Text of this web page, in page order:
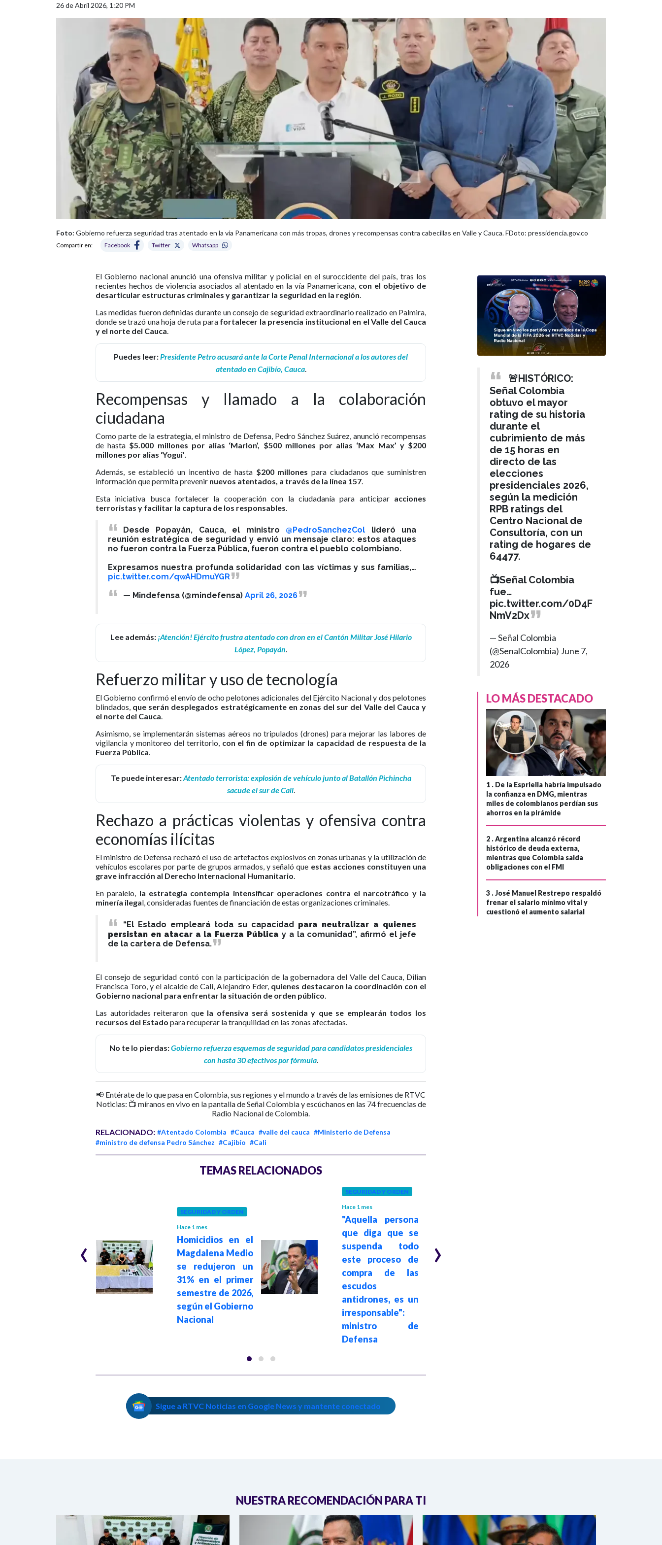
26 de Abril 2026, 1:20 PM
Foto: Gobierno refuerza seguridad tras atentado en la vía Panamericana con más tropas, drones y recompensas contra cabecillas en Valle y Cauca. FDoto: pressidencia.gov.co
Compartir en: Facebook Twitter Whatsapp
El Gobierno nacional anunció una ofensiva militar y policial en el suroccidente del país, tras los
recientes hechos de violencia asociados al atentado en la vía Panamericana, con el objetivo de
desarticular estructuras criminales y garantizar la seguridad en la región.
Las medidas fueron definidas durante un consejo de seguridad extraordinario realizado en Palmira,
donde se trazó una hoja de ruta para fortalecer la presencia institucional en el Valle del Cauca
y el norte del Cauca.
Puedes leer:Presidente Petro acusará ante la Corte Penal Internacional a los autores del
atentado en Cajibío, Cauca.
Recompensas y llamado a la colaboración
ciudadana
Como parte de la estrategia, el ministro de Defensa, Pedro Sánchez Suárez, anunció recompensas
de hasta $5.000 millones por alias ‘Marlon’, $500 millones por alias ‘Max Max’ y $200
millones por alias ‘Yogui’.
Además, se estableció un incentivo de hasta $200 millones para ciudadanos que suministren
información que permita prevenir nuevos atentados, a través de la línea 157.
Esta iniciativa busca fortalecer la cooperación con la ciudadanía para anticipar acciones
terroristas y facilitar la captura de los responsables.
Desde Popayán, Cauca, el ministro @PedroSanchezCol lideró una
reunión estratégica de seguridad y envió un mensaje claro: estos ataques
no fueron contra la Fuerza Pública, fueron contra el pueblo colombiano.
Expresamos nuestra profunda solidaridad con las víctimas y sus familias,…
pic.twitter.com/qwAHDmuYGR
— Mindefensa (@mindefensa) April 26, 2026
Lee además: ¡Atención! Ejército frustra atentado con dron en el Cantón Militar José Hilario
López, Popayán.
Refuerzo militar y uso de tecnología
El Gobierno confirmó el envío de ocho pelotones adicionales del Ejército Nacional y dos pelotones
blindados, que serán desplegados estratégicamente en zonas del sur del Valle del Cauca y
el norte del Cauca.
Asimismo, se implementarán sistemas aéreos no tripulados (drones) para mejorar las labores de
vigilancia y monitoreo del territorio, con el fin de optimizar la capacidad de respuesta de la
Fuerza Pública.
Te puede interesar:Atentado terrorista: explosión de vehículo junto al Batallón Pichincha
sacude el sur de Cali.
Rechazo a prácticas violentas y ofensiva contra
economías ilícitas
El ministro de Defensa rechazó el uso de artefactos explosivos en zonas urbanas y la utilización de
vehículos escolares por parte de grupos armados, y señaló que estas acciones constituyen una
grave infracción al Derecho Internacional Humanitario.
En paralelo, la estrategia contempla intensificar operaciones contra el narcotráfico y la
minería ilegal, consideradas fuentes de financiación de estas organizaciones criminales.
“El Estado empleará toda su capacidad para neutralizar a quienes
persistan en atacar a la Fuerza Pública y a la comunidad”, afirmó el jefe
de la cartera de Defensa.
El consejo de seguridad contó con la participación de la gobernadora del Valle del Cauca, Dilian
Francisca Toro, y el alcalde de Cali, Alejandro Eder, quienes destacaron la coordinación con el
Gobierno nacional para enfrentar la situación de orden público.
Las autoridades reiteraron que la ofensiva será sostenida y que se emplearán todos los
recursos del Estado para recuperar la tranquilidad en las zonas afectadas.
No te lo pierdas:Gobierno refuerza esquemas de seguridad para candidatos presidenciales
con hasta 30 efectivos por fórmula.
📢 Entérate de lo que pasa en Colombia, sus regiones y el mundo a través de las emisiones de RTVC
Noticias: 📺 míranos en vivo en la pantalla de Señal Colombia y escúchanos en las 74 frecuencias de
Radio Nacional de Colombia.
RELACIONADO: #Atentado Colombia #Cauca #valle del cauca #Ministerio de Defensa
#ministro de defensa Pedro Sánchez #Cajibío #Cali
TEMAS RELACIONADOS
no incidieron en
las elecciones
SEGURIDAD Y ORDEN
Hace 1 mes
Homicidios en el
Magdalena Medio
se redujeron un
31% en el primer
semestre de 2026,
según el Gobierno
Nacional
SEGURIDAD Y ORDEN
Hace 1 mes
"Aquella persona
que diga que se
suspenda todo
este proceso de
compra de las
escudos
antidrones, es un
irresponsable":
ministro de
Defensa
‹ ›
Sigue a RTVC Noticias en Google News y mantente conectado
🚨HISTÓRICO:
Señal Colombia
obtuvo el mayor
rating de su historia
durante el
cubrimiento de más
de 15 horas en
directo de las
elecciones
presidenciales 2026,
según la medición
RPB ratings del
Centro Nacional de
Consultoría, con un
rating de hogares de
64477.
📺Señal Colombia
fue…
pic.twitter.com/0D4F
NmV2Dx
— Señal Colombia
(@SenalColombia) June 7,
2026
LO MÁS DESTACADO
1 . De la Espriella habría impulsado
la confianza en DMG, mientras
miles de colombianos perdían sus
ahorros en la pirámide
2 .Argentina alcanzó récord
histórico de deuda externa,
mientras que Colombia salda
obligaciones con el FMI
3 .José Manuel Restrepo respaldó
frenar el salario mínimo vital y
cuestionó el aumento salarial
NUESTRA RECOMENDACIÓN PARA TI